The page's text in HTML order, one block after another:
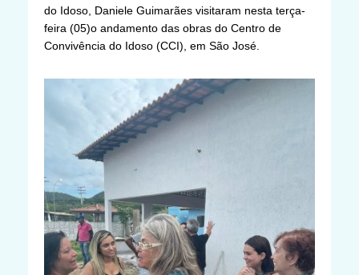
do Idoso, Daniele Guimarães visitaram nesta terça-
feira (05)o andamento das obras do Centro de
Convivência do Idoso (CCI), em São José.